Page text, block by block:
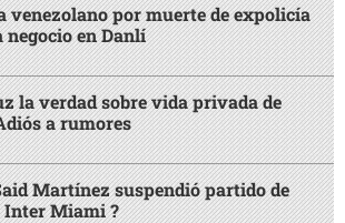
venezolano por muerte de expolicía
negocio en Danlí
la verdad sobre vida privada de
a rumores
Martínez suspendió partido de
Inter Miami ?